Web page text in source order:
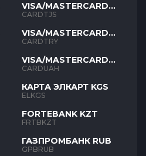
VISA/MASTERCARD
TJS
CARDTJS
VISA/MASTERCARD
TYR
CARDTRY
VISA/MASTERCARD
UAH
CARDUAH
КАРТА ЭЛКАРТ KGS
ELKGS
FORTEBANK KZT
FRTBKZT
ГАЗПРОМБАНК RUB
GPBRUB